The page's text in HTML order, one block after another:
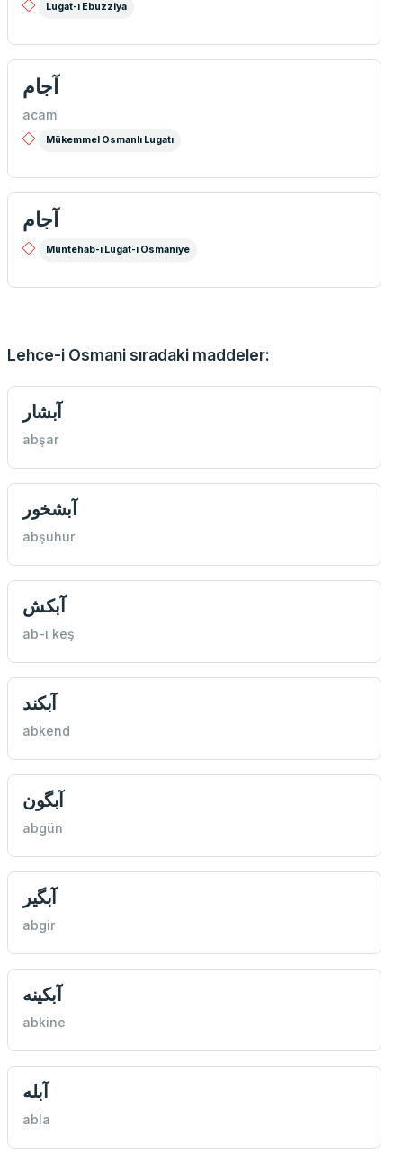
Lugat-ı Ebuzziya
آجام
acam
Mükemmel Osmanlı Lugatı
آجام
Müntehab-ı Lugat-ı Osmaniye
Lehce-i Osmani sıradaki maddeler:
آبشار
abşar
آبشخور
abşuhur
آبكش
ab-ı keş
آبكند
abkend
آبگون
abgün
آبگیر
abgir
آبكينه
abkine
آبله
abla